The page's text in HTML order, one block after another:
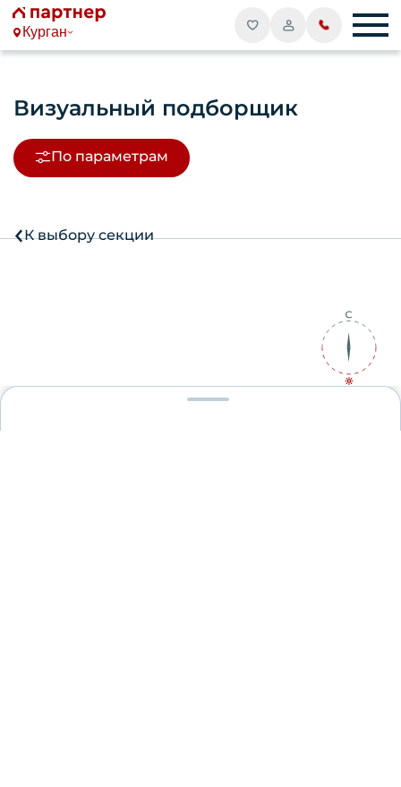
Курган
Визуальный подборщик
По параметрам
К выбору секции